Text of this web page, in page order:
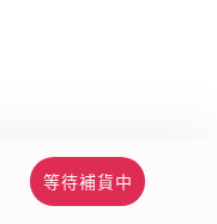
等待補貨中